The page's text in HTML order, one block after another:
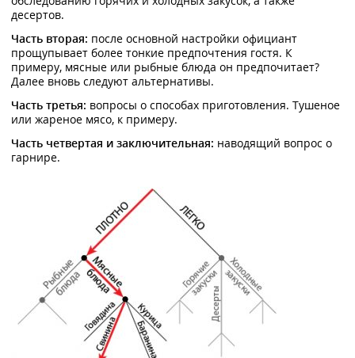
десертов.
Часть вторая: после основной настройки официант
прощупывает более тонкие предпочтения гостя. К
примеру, мясные или рыбные блюда он предпочитает?
Далее вновь следуют альтернативы.
Часть третья: вопросы о способах приготовления. Тушеное
или жареное мясо, к примеру.
Часть четвертая и заключительная: наводящий вопрос о
гарнире.